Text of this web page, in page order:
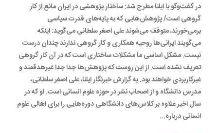
در گفت‌وگو با ایلنا مطرح شد: ساختار پژوهشی در ایران مانع از کار
گروهی است/ پژوهش‌هایی که به پایه‌های قدرت سیاسی
برمی‌خورند، متوقف می‌شوند علی اصغر سلطانی می‌گوید: اینکه
می‌گویند ایرانی‌ها روحیه همکاری و کار گروهی ندارند چندان درست
نیست. مشکل اساسی ما مشکلات ساختاری است که در آن کار گروهی
تعریف نشده است. از این روست که پژوهش‌ها جدا جدا غیرهدقمند و
غیرکاربردی خواهند بود. به گزارش خبرنگار ایلنا، علی اصغر سلطانی،
مدرس دانشگاه و از اصحاب نشر در حوزه علوم انسانی است. او که در
سال اخیر علاوه بر کلاس‌های دانشگاهی دوره‌هایی را برای اهالی علوم
انسانی درباره...